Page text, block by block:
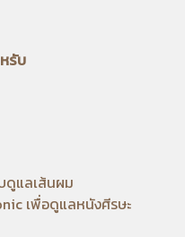
รับ
ดูแลเส้นผม
เพื่อดูแลหนังศีรษะ